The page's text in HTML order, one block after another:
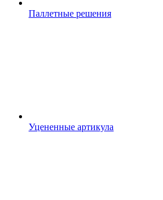
Паллетные решения
Уцененные артикула